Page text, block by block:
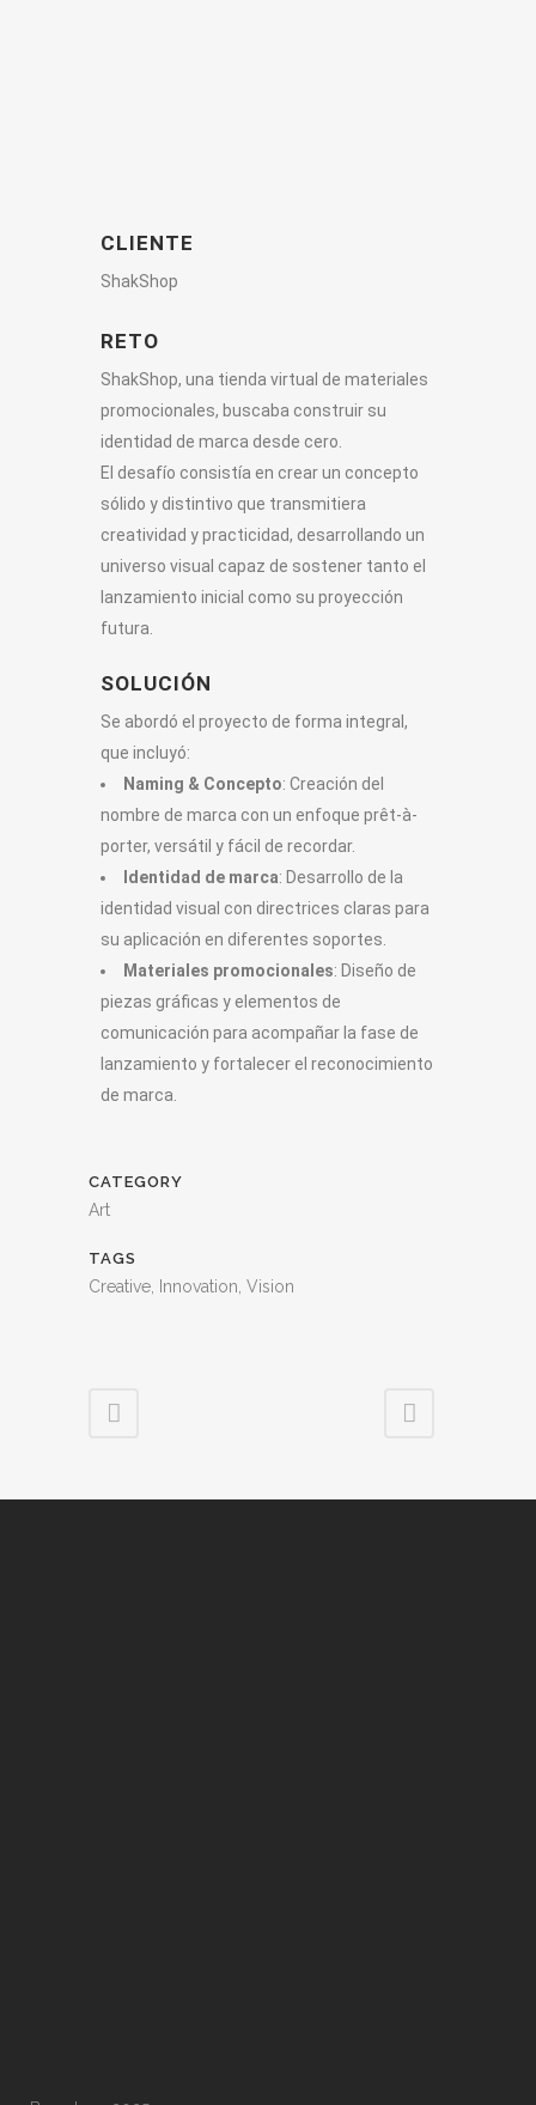
CLIENTE
ShakShop
RETO
ShakShop, una tienda virtual de materiales
promocionales, buscaba construir su
identidad de marca desde cero.
El desafío consistía en crear un concepto
sólido y distintivo que transmitiera
creatividad y practicidad, desarrollando un
universo visual capaz de sostener tanto el
lanzamiento inicial como su proyección
futura.
SOLUCIÓN
Se abordó el proyecto de forma integral,
que incluyó:
Naming & Concepto: Creación del
nombre de marca con un enfoque prêt-à-
porter, versátil y fácil de recordar.
Identidad de marca: Desarrollo de la
identidad visual con directrices claras para
su aplicación en diferentes soportes.
Materiales promocionales: Diseño de
piezas gráficas y elementos de
comunicación para acompañar la fase de
lanzamiento y fortalecer el reconocimiento
de marca.
CATEGORY
Art
TAGS
Creative, Innovation, Vision